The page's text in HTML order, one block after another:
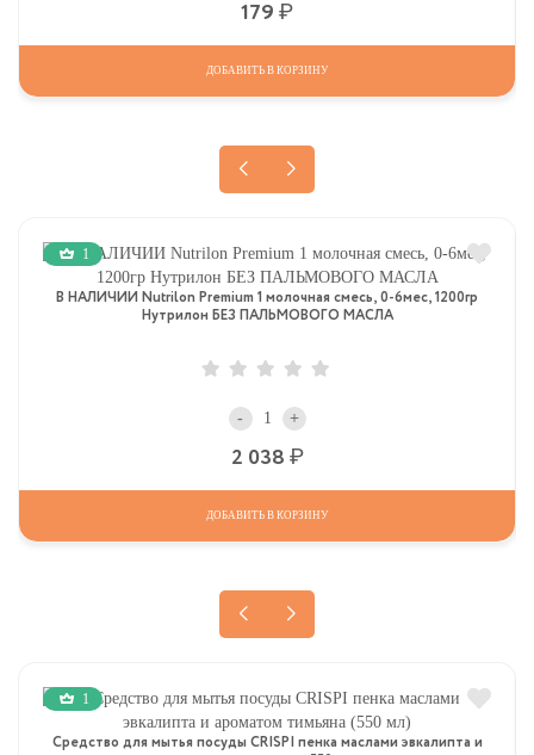
179
ДОБАВИТЬ В КОРЗИНУ
1
В НАЛИЧИИ Nutrilon Premium 1 молочная смесь, 0-6мес, 1200гр
Нутрилон БЕЗ ПАЛЬМОВОГО МАСЛА
- +
2 038
ДОБАВИТЬ В КОРЗИНУ
1
Средство для мытья посуды CRISPI пенка маслами эвкалипта и